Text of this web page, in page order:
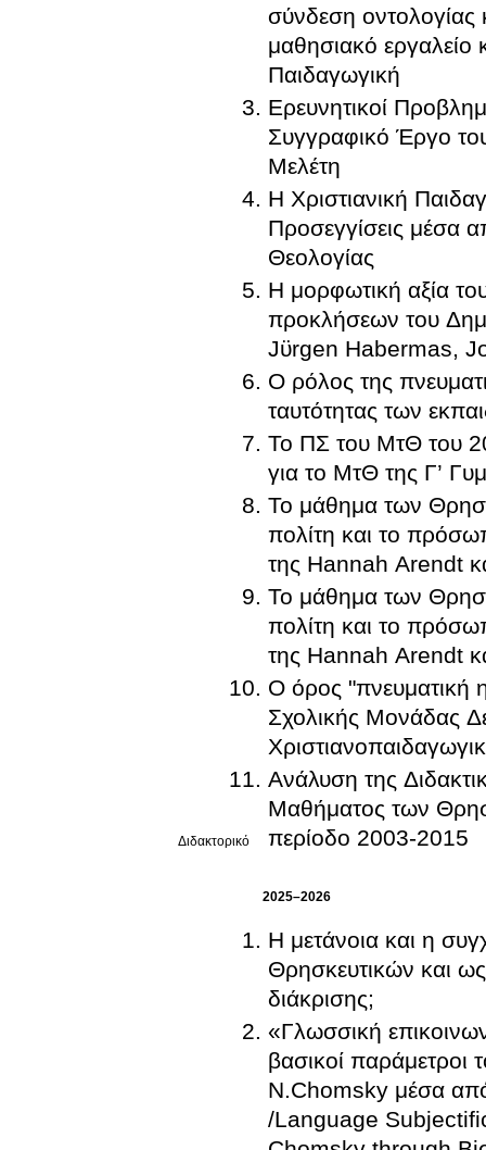
Διδακτορικό
σύνδεση οντολογίας
μαθησιακό
Παιδαγωγική
Ερευνητικοί
Συγγραφικό Έργο
Μελέτη
Η Χριστιανική
Προσεγγίσεις μέσα
Θεολογίας
Η μορφωτική αξία
προκλήσεων του
Jϋrgen Habermas,
Ο ρόλος της
ταυτότητας των
Το ΠΣ του ΜτΘ του
για το ΜτΘ της Γ’
Το μάθημα των
πολίτη και το
της Hannah Arendt
Το μάθημα των
πολίτη και το
της Hannah Arendt
Ο όρος "πνευματική
Σχολικής Μονάδας
Ανάλυση της
Μαθήματος των
περίοδο 2003-2015
2025–2026
Η μετάνοια και η
Θρησκευτικών και
διάκρισης;
«Γλωσσική
βασικοί παράμετροι του παιδαγωγικού έργου: Προσεγγίζοντας τον
N.Chomsky μέσα
/Language